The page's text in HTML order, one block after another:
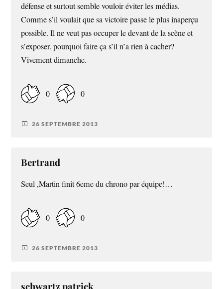
défense et surtout semble vouloir éviter les médias.
Comme s’il voulait que sa victoire passe le plus inaperçu
possible. Il ne veut pas occuper le devant de la scène et
s’exposer. pourquoi faire ça s’il n’a rien à cacher?
Vivement dimanche.
0 0
26 SEPTEMBRE 2013
Bertrand
Seul ,Martin finit 6eme du chrono par équipe!…
0 0
26 SEPTEMBRE 2013
schwartz patrick